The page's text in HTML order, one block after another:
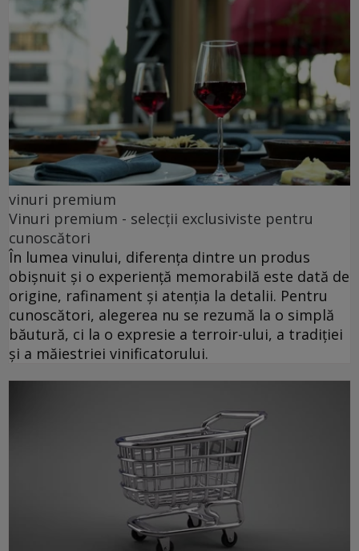
vinuri premium
Vinuri premium - selecții exclusiviste pentru
cunoscători
În lumea vinului, diferența dintre un produs
obișnuit și o experiență memorabilă este dată de
origine, rafinament și atenția la detalii. Pentru
cunoscători, alegerea nu se rezumă la o simplă
băutură, ci la o expresie a terroir-ului, a tradiției
și a măiestriei vinificatorului.